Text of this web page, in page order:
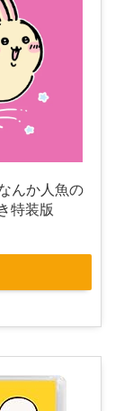
んか人魚の
特装版